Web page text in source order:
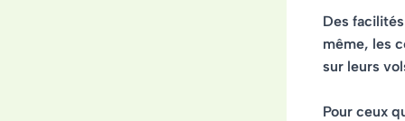
Des
même, les
sur leurs
Pour ceux